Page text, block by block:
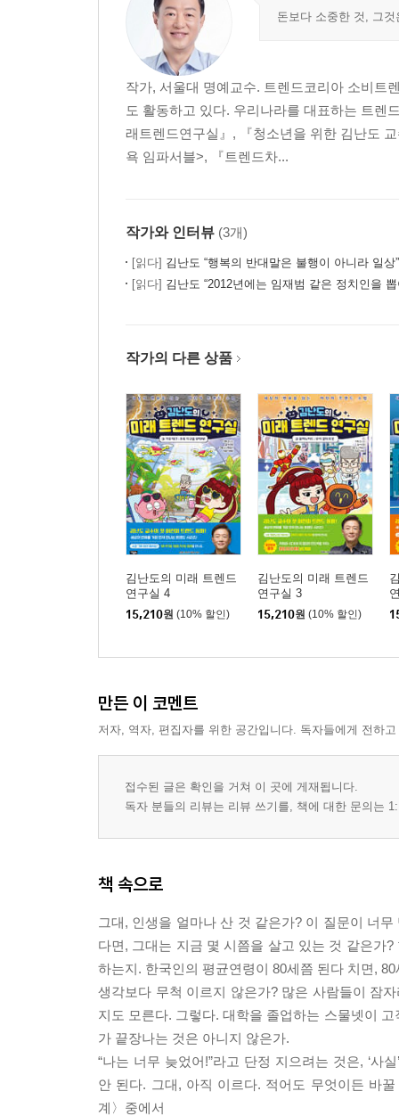
돈보다 소중한 것, 그
작가, 서울대 명예교수. 트렌드코리아 소비트
도 활동하고 있다. 우리나라를 대표하는 트렌
래트렌드연구실』, 『청소년을 위한 김난도
욕 임파서블>, 『트렌드차...
작가와 인터뷰 (3개)
[읽다] 김난도 “행복의 반대말은 불행이 아니라 일상”
[읽다] 김난도 “2012년에는 임재범 같은 정치인을 뽑
작가의 다른 상품
김난도의 미래 트렌드
연구실 4
15,210원 (10% 할인)
김난도의 미래 트렌드
연구실 3
15,210원 (10% 할인)
만든 이 코멘트
저자, 역자, 편집자를 위한 공간입니다. 독자들에게 전하
접수된 글은 확인을 거쳐 이 곳에 게재됩니다.
독자 분들의 리뷰는 리뷰 쓰기를, 책에 대한 문의는
책 속으로
그대, 인생을 얼마나 산 것 같은가? 이 질문이 너
다면, 그대는 지금 몇 시쯤을 살고 있는 것 같은가
하는지. 한국인의 평균연령이 80세쯤 된다 치면,
생각보다 무척 이르지 않은가? 많은 사람들이 잠
지도 모른다. 그렇다. 대학을 졸업하는 스물넷이
가 끝장나는 것은 아니지 않은가.
“나는 너무 늦었어!”라고 단정 지으려는 것은, ‘사
안 된다. 그대, 아직 이르다. 적어도 무엇이든 바
계〉중에서